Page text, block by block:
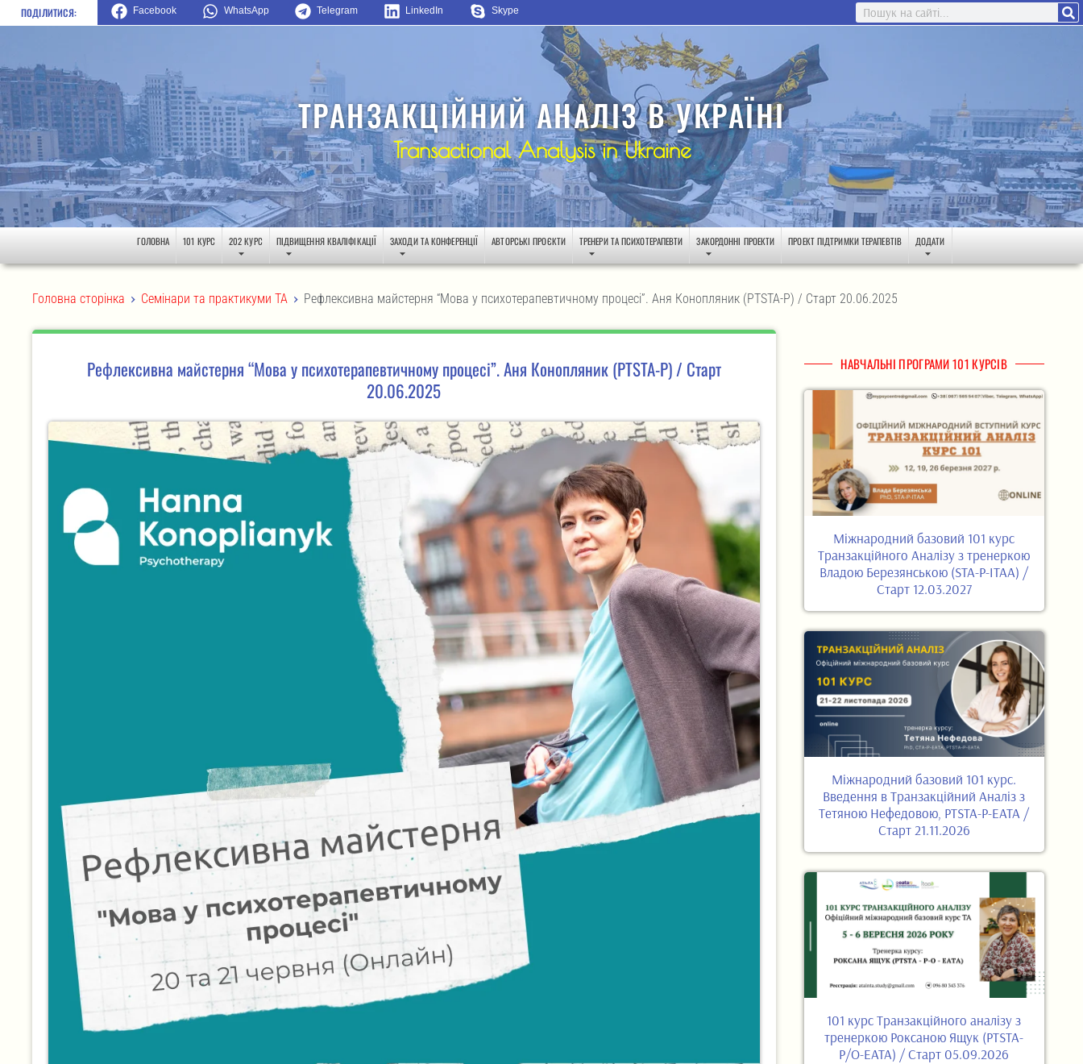
ПОДІЛИТИСЯ: Facebook WhatsApp Telegram LinkedIn Skype
ТРАНЗАКЦІЙНИЙ АНАЛІЗ В УКРАЇНІ
Transactional Analysis in Ukraine
ГОЛОВНА 101 КУРС 202 КУРС ПІДВИЩЕННЯ КВАЛІФІКАЦІЇ ЗАХОДИ ТА КОНФЕРЕНЦІЇ АВТОРСЬКІ ПРОЄКТИ ТРЕНЕРИ ТА ПСИХОТЕРАПЕВТИ ЗАКОРДОННІ ПРОЕКТИ ПРОЕКТ ПІДТРИМКИ ТЕРАПЕВТІВ ДОДАТИ
Головна сторінка > Семінари та практикуми ТА > Рефлексивна майстерня “Мова у психотерапевтичному процесі”. Аня Конопляник (PTSTA-P) / Старт 20.06.2025
Рефлексивна майстерня “Мова у психотерапевтичному процесі”. Аня Конопляник (PTSTA-P) / Старт
20.06.2025
НАВЧАЛЬНІ ПРОГРАМИ 101 КУРСІВ
Міжнародний базовий 101 курс
Транзакційного Аналізу з тренеркою
Владою Березянською (STA-P-ITAA) /
Старт 12.03.2027
Міжнародний базовий 101 курс.
Введення в Транзакційний Аналіз з
Тетяною Нефедовою, PTSTA-P-EATA /
Старт 21.11.2026
101 курс Транзакційного аналізу з
тренеркою Роксаною Ящук (PTSTA-
P/O-EATA) / Старт 05.09.2026